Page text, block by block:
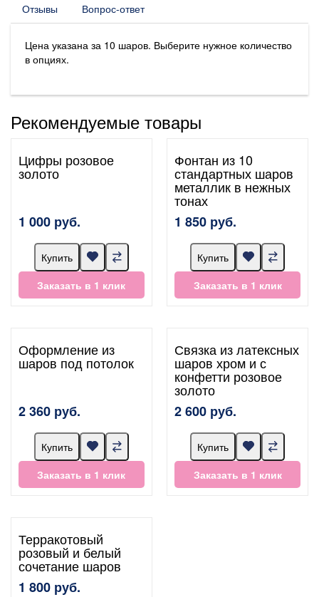
Отзывы Вопрос-ответ
Цена указана за 10 шаров. Выберите нужное количество
в опциях.
Рекомендуемые товары
Цифры розовое
золото
1 000 руб.
Купить
Заказать в 1 клик
Фонтан из 10
стандартных шаров
металлик в нежных
тонах
1 850 руб.
Купить
Заказать в 1 клик
Оформление из
шаров под потолок
2 360 руб.
Купить
Заказать в 1 клик
Связка из латексных
шаров хром и с
конфетти розовое
золото
2 600 руб.
Купить
Заказать в 1 клик
Терракотовый
розовый и белый
сочетание шаров
1 800 руб.